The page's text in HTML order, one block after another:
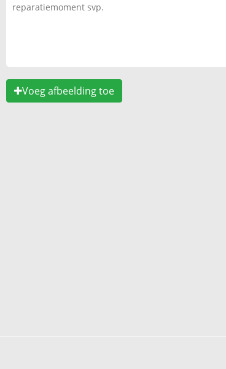
Voeg afbeelding toe